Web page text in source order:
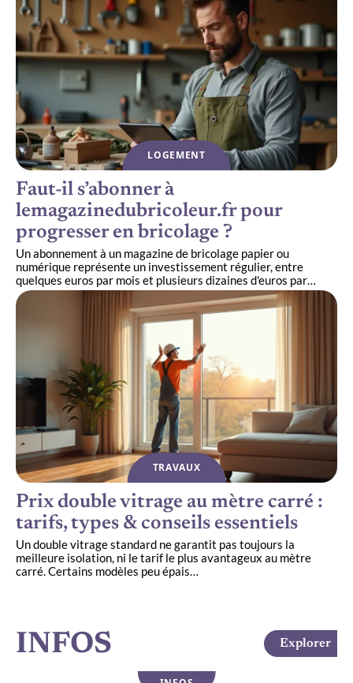
LOGEMENT
Faut-il s’abonner à
lemagazinedubricoleur.fr pour
progresser en bricolage ?
Un abonnement à un magazine de bricolage papier ou
numérique représente un investissement régulier, entre
quelques euros par mois et plusieurs dizaines d'euros par
TRAVAUX
Prix double vitrage au mètre carré :
tarifs, types & conseils essentiels
Un double vitrage standard ne garantit pas toujours la
meilleure isolation, ni le tarif le plus avantageux au mètre
carré. Certains modèles peu épais…
INFOS Explorer